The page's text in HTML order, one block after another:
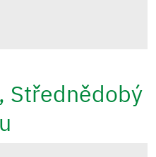
Střednědobý